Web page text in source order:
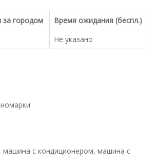
за городом
Время ожидания (беспл.)
Не указано
машина с кондиционером, машина с